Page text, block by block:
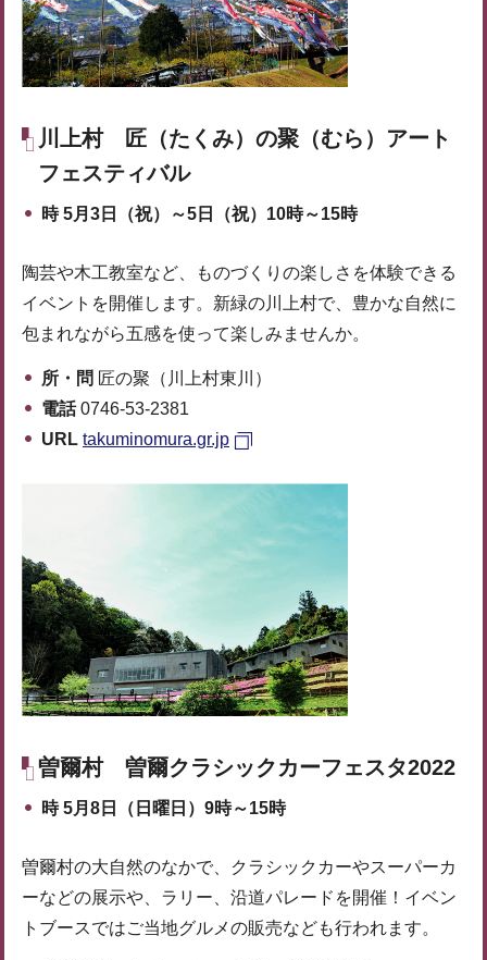
川上村
匠（たくみ）の聚（むら）アート
フェスティバル
時 5月3日（祝）～5日（祝）10時～15時
陶芸や木工教室など、ものづくりの楽しさを体験できる
イベントを開催します。新緑の川上村で、豊かな自然に
包まれながら五感を使って楽しみませんか。
所・問 匠の聚（川上村東川）
電話0746-53-2381
URL takuminomura.gr.jp
曽爾村 曽爾クラシックカーフェスタ2022
時 5月8日（日曜日）9時～15時
曽爾村の大自然のなかで、クラシックカーやスーパーカ
ーなどの展示や、ラリー、沿道パレードを開催！イベン
トブースではご当地グルメの販売なども行われます。